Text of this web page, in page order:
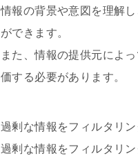
情報の背景や意図を理解
ができます。
また、情報の提供元によ
価する必要があります。
過剰な情報をフィルタリ
過剰な情報をフィルタリ